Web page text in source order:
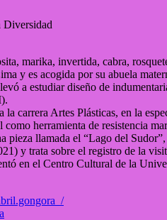
Diversidad
marika, invertida, cabra,
y es acogida por su abuela
a estudiar diseño de
carrera Artes Plásticas, en la
como herramienta de resistencia
pieza llamada el “Lago del
y trata sobre el registro de la
en el Centro Cultural de la